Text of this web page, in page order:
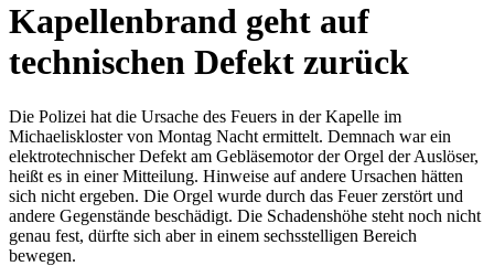
Kapellenbrand geht auf
technischen Defekt zurück
Die Polizei hat die Ursache des Feuers in der Kapelle im
Michaeliskloster von Montag Nacht ermittelt. Demnach war ein
elektrotechnischer Defekt am Gebläsemotor der Orgel der Auslöser,
heißt es in einer Mitteilung. Hinweise auf andere Ursachen hätten
sich nicht ergeben. Die Orgel wurde durch das Feuer zerstört und
andere Gegenstände beschädigt. Die Schadenshöhe steht noch nicht
genau fest, dürfte sich aber in einem sechsstelligen Bereich
bewegen.